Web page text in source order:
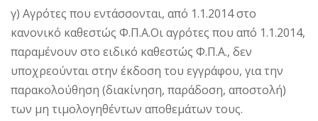
γ) Αγρότες που εντάσσονται, από 1.1.2014 στο
κανονικό καθεστώς Φ.Π.Α.Οι αγρότες που από 1.1.2014,
παραμένουν στο ειδικό καθεστώς Φ.Π.Α., δεν
υποχρεούνται στην έκδοση του εγγράφου, για την
παρακολούθηση (διακίνηση, παράδοση, αποστολή)
των μη τιμολογηθέντων αποθεμάτων τους.